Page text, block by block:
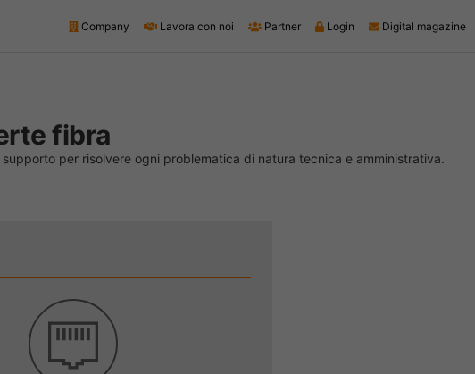
Company Lavora con noi Partner Login Digital magazine
fibra
per risolvere ogni problematica di natura tecnica e amministrativa.